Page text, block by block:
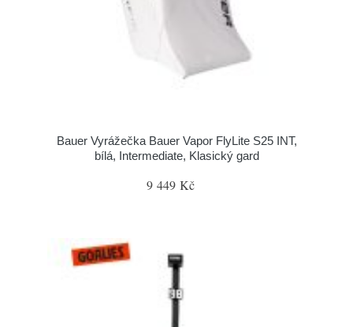
Bauer Vyrážečka Bauer Vapor FlyLite S25 INT,
bílá, Intermediate, Klasický gard
9 449 Kč